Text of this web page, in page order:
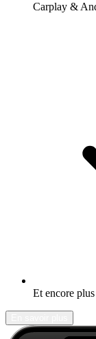
Carplay &
Et encore